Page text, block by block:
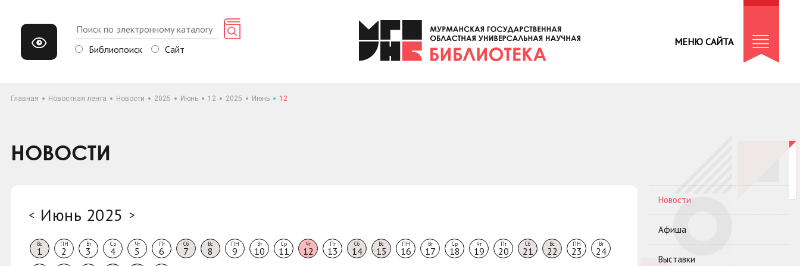
Библиопоиск Сайт
МЕНЮ САЙТА
Главная Новостная лента Новости 2025 Июнь 12 2025 Июнь 12
НОВОСТИ
< Июнь 2025 >
Вс
1
ПН
2
Вт
3
Ср
4
Чт
5
Пт
6
Сб
7
Вс
8
ПН
9
Вт
10
Ср
11
Чт
12
Пт
13
Сб
14
Вс
15
ПН
16
Вт
17
Ср
18
Чт
19
Пт
20
Сб
21
Вс
22
ПН
23
Вт
24
Новости
Афиша
Выставки